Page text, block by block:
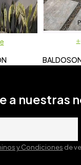
a nuestras
y Condiciones de